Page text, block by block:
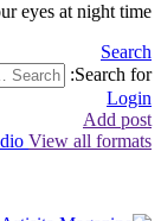
eyes at night time.
Search
Search for:
Login
Add post
View all formats